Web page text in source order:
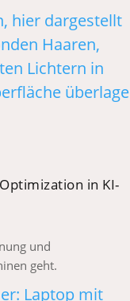
in KI-
und
geht.